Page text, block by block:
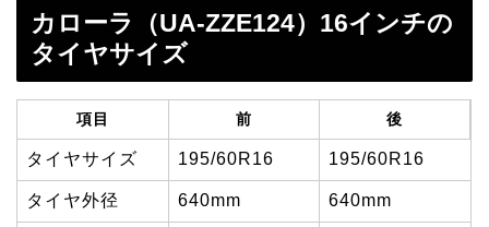
カローラ（UA-ZZE124）16インチの
タイヤサイズ
項目 前 後
タイヤサイズ 195/60R16 195/60R16
タイヤ外径 640mm 640mm